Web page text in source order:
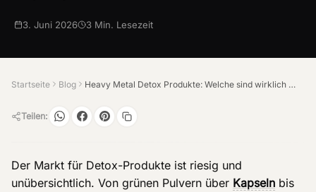
3. Juni 2026 3 Min. Lesezeit
Startseite Blog Heavy Metal Detox Produkte: Welche sind wirklich sinnvoll?
Teilen:
Der Markt für Detox-Produkte ist riesig und
unübersichtlich. Von grünen Pulvern über Kapseln bis